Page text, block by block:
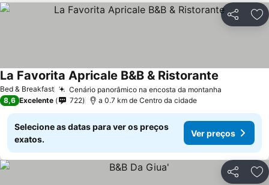
Partilhar
Bed & Breakfast Cenário panorâmico na encosta da montanha
La Favorita Apricale B&B & Ristorante
8,6 Excelente 722 a 0.7 km de Centro da cidade
Selecione as datas para ver os preços
exatos.
Ver preços
Partilhar